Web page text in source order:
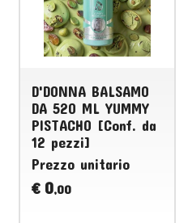
D'DONNA BALSAMO
DA 520 ML YUMMY
PISTACHO [Conf. da
12 pezzi]
Prezzo unitario
€ 0,00